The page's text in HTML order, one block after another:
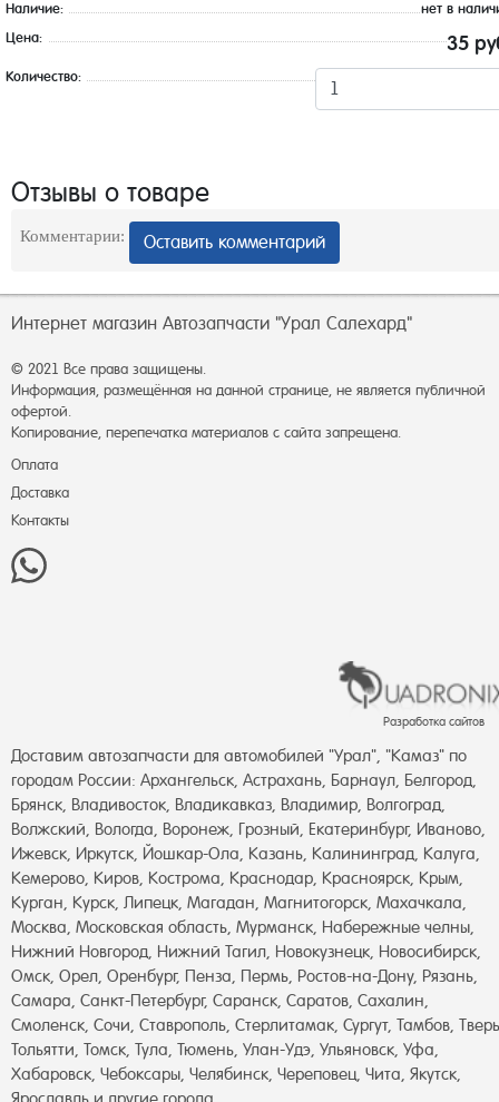
Наличие:
нет в
Цена:
35
Количество:
Отзывы о товаре
Комментарии: Оставить комментарий
Интернет магазин Автозапчасти "Урал Салехард"
© 2021 Все права защищены.
Информация, размещённая на данной странице, не является публичной
офертой.
Копирование, перепечатка материалов с сайта запрещена.
Оплата
Доставка
Контакты
Разработка сайтов
Доставим автозапчасти для автомобилей "Урал", "Камаз" по
городам России: Архангельск, Астрахань, Барнаул, Белгород,
Брянск, Владивосток, Владикавказ, Владимир, Волгоград,
Волжский, Вологда, Воронеж, Грозный, Екатеринбург, Иваново,
Ижевск, Иркутск, Йошкар-Ола, Казань, Калининград, Калуга,
Кемерово, Киров, Кострома, Краснодар, Красноярск, Крым,
Курган, Курск, Липецк, Магадан, Магнитогорск, Махачкала,
Москва, Московская область, Мурманск, Набережные челны,
Нижний Новгород, Нижний Тагил, Новокузнецк, Новосибирск,
Омск, Орел, Оренбург, Пенза, Пермь, Ростов-на-Дону, Рязань,
Самара, Санкт-Петербург, Саранск, Саратов, Сахалин,
Смоленск, Сочи, Ставрополь, Стерлитамак, Сургут, Тамбов,
Тольятти, Томск, Тула, Тюмень, Улан-Удэ, Ульяновск, Уфа,
Хабаровск, Чебоксары, Челябинск, Череповец, Чита, Якутск,